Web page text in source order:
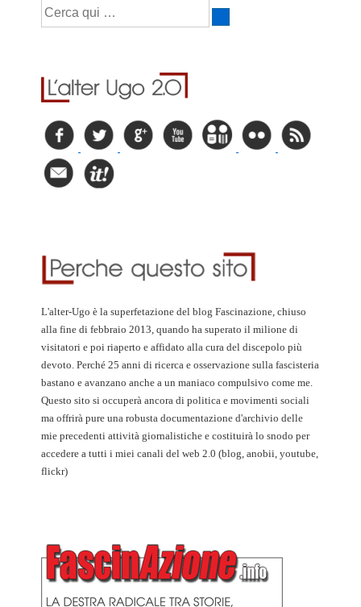
L'alter-Ugo è la superfetazione del blog Fascinazione, chiuso
alla fine di febbraio 2013, quando ha superato il milione di
visitatori e poi riaperto e affidato alla cura del discepolo più
devoto. Perché 25 anni di ricerca e osservazione sulla fascisteria
bastano e avanzano anche a un maniaco compulsivo come me.
Questo sito si occuperà ancora di politica e movimenti sociali
ma offrirà pure una robusta documentazione d'archivio delle
mie precedenti attività giornalistiche e costituirà lo snodo per
accedere a tutti i miei canali del web 2.0 (blog, anobii, youtube,
flickr)